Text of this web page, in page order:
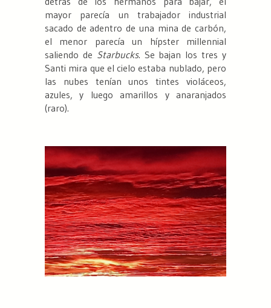
mayor parecía un trabajador industrial
sacado de adentro de una mina de carbón,
el menor parecía un hípster millennial
saliendo de Starbucks. Se bajan los tres y
Santi mira que el cielo estaba nublado, pero
las nubes tenían unos tintes violáceos,
azules, y luego amarillos y anaranjados
(raro).